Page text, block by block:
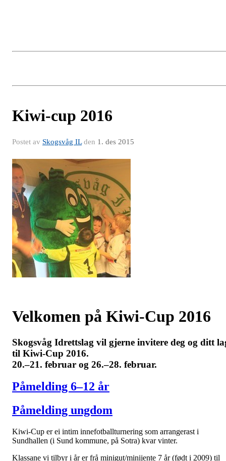
Kiwi-cup 2016
Postet av Skogsvåg ILden 1. des 2015
Velkomen på Kiwi-Cup 2016
Skogsvåg Idrettslag vil gjerne invitere deg og ditt
til Kiwi-Cup 2016.
20.–21. februar og 26.–28. februar.
Påmelding 6–12 år
Påmelding ungdom
Kiwi-Cup er ei intim innefotballturnering som arrangerast i
Sundhallen (i Sund kommune, på Sotra) kvar vinter.
Klassane vi tilbyr i år er frå minigut/minijente 7 år (født i 2009) til